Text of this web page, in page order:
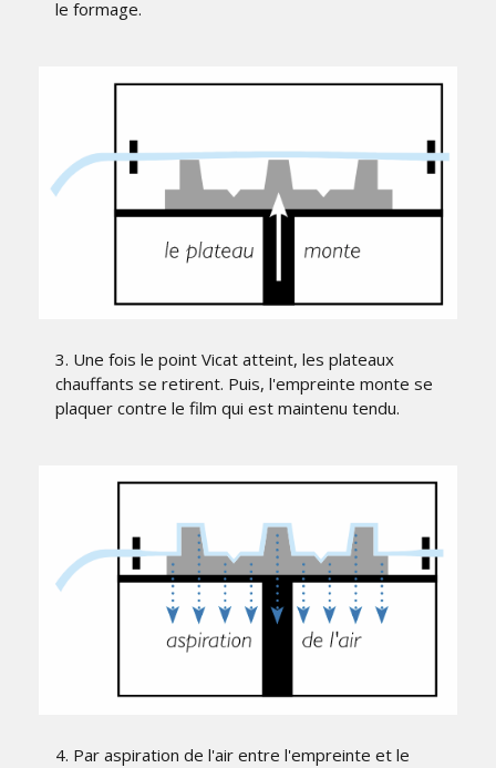
le formage.
3. Une fois le point Vicat atteint, les plateaux
chauffants se retirent. Puis, l'empreinte monte se
plaquer contre le film qui est maintenu tendu.
4. Par aspiration de l'air entre l'empreinte et le